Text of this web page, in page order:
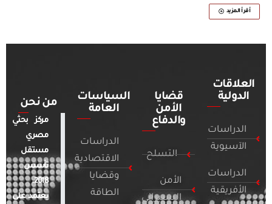
أقرأ المزيد
العلاقات
الدولية
الدراسات
الآسيوية
الدراسات
الأفريقية
قضايا
الأمن
والدفاع
التسلح
الأمن
السيبراني
السياسات
العامة
الدراسات
الاقتصادية
وقضايا
الطاقة
من نحن
مركز بحثي
مصري
مستقل
تأسس
2018.
يعتمد على